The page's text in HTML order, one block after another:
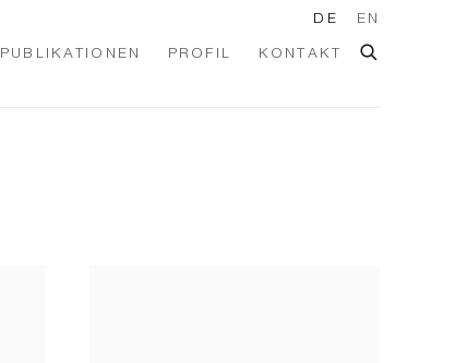
PUBLIKATIONEN PROFIL KONTAKT
DE EN